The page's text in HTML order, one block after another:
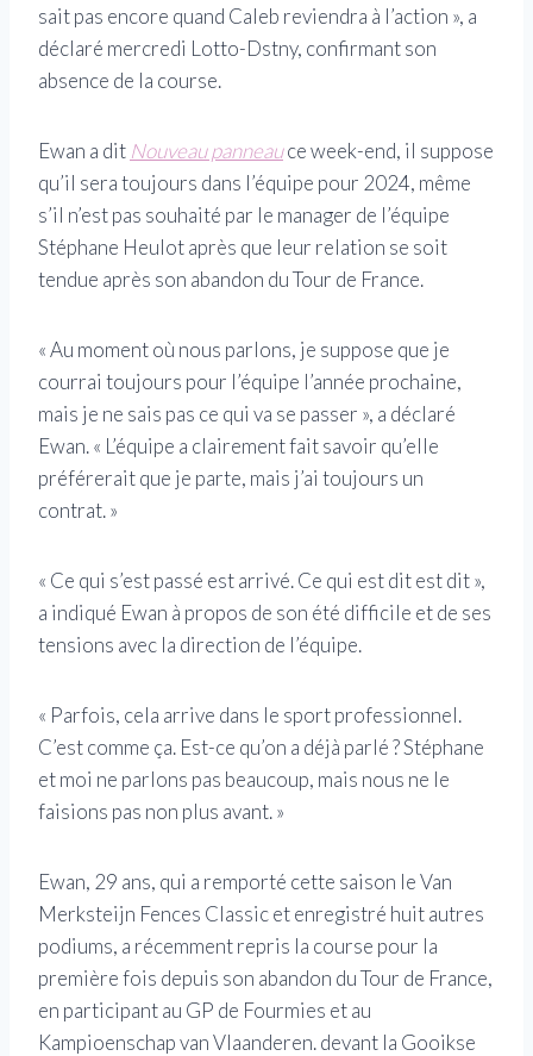
sait pas encore quand Caleb reviendra à l’action », a
déclaré mercredi Lotto-Dstny, confirmant son
absence de la course.
Ewan a dit Nouveau panneauce week-end, il suppose
qu’il sera toujours dans l’équipe pour 2024, même
s’il n’est pas souhaité par le manager de l’équipe
Stéphane Heulot après que leur relation se soit
tendue après son abandon du Tour de France.
« Au moment où nous parlons, je suppose que je
courrai toujours pour l’équipe l’année prochaine,
mais je ne sais pas ce qui va se passer », a déclaré
Ewan. « L’équipe a clairement fait savoir qu’elle
préférerait que je parte, mais j’ai toujours un
contrat. »
« Ce qui s’est passé est arrivé. Ce qui est dit est dit »,
a indiqué Ewan à propos de son été difficile et de ses
tensions avec la direction de l’équipe.
« Parfois, cela arrive dans le sport professionnel.
C’est comme ça. Est-ce qu’on a déjà parlé ? Stéphane
et moi ne parlons pas beaucoup, mais nous ne le
faisions pas non plus avant. »
Ewan, 29 ans, qui a remporté cette saison le Van
Merksteijn Fences Classic et enregistré huit autres
podiums, a récemment repris la course pour la
première fois depuis son abandon du Tour de France,
en participant au GP de Fourmies et au
Kampioenschap van Vlaanderen. devant la Gooikse